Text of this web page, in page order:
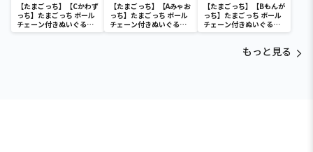
【たまごっち】【Cかわず
っち】たまごっち ボール
チェーン付きぬいぐるみ
～Tamagotchi
【たまごっち】【Aみゃお
っち】たまごっち ボール
チェーン付きぬいぐるみ
～Tamagotchi
【たまごっち】【Bもんが
っち】たまごっち ボール
チェーン付きぬいぐるみ
～Tamagotchi
もっと見る